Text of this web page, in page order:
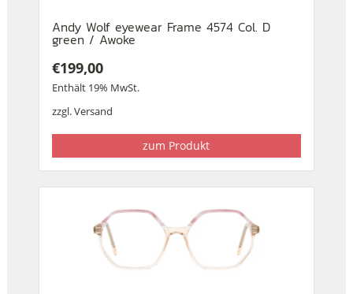
Andy Wolf eyewear Frame 4574 Col. D
green / Awoke
€199,00
Enthält 19% MwSt.
zzgl.Versand
zum Produkt